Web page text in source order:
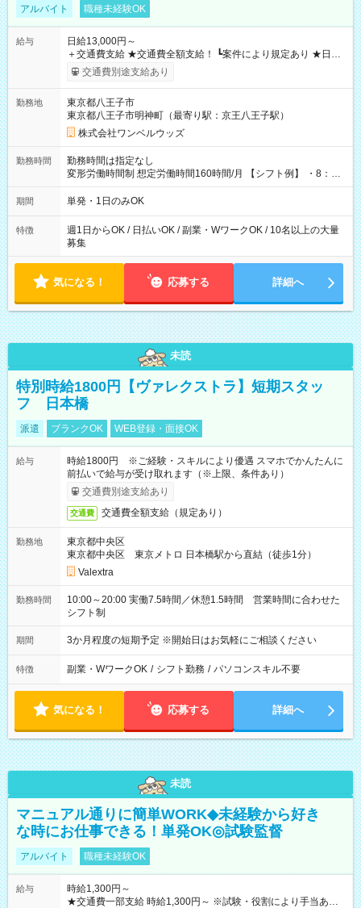
アルバイト 職種未経験OK
給与
日給13,000円～
＋交通費支給 ★交通費全額支給！ ┗案件により規定あり ★日払
いOK！（規定あり） ┗働いたその日に現金GET♪ お仕事後はコ
ンビニATMから 日払い分を引き落とせます！ 【試用期間】試
交通費別途支給あり
勤務地
東京都八王子市
東京都八王子市明神町（最寄り駅：京王八王子駅）
株式会社ワンベルウッズ
勤務時間
勤務時間は指定なし
変形労働時間制 想定労働時間160時間/月 【シフト例】 ・8：00
～21：00
期間 単発・1日のみOK
特徴
週1日からOK / 日払いOK / 副業・WワークOK / 10名以上の大量
募集
気になる！ 応募する 詳細へ
未読
特別時給1800円【ヴァレクストラ】短期スタッ
フ 日本橋
派遣 ブランクOK WEB登録・面接OK
給与
時給1800円 ※ご経験・スキルにより優遇 スマホでかんたんに
前払いで給与が受け取れます（※上限、条件あり）
交通費別途支給あり
交通費 交通費全額支給（規定あり）
勤務地
東京都中央区
東京都中央区 東京メトロ 日本橋駅から直結（徒歩1分）
Valextra
勤務時間
10:00～20:00 実働7.5時間／休憩1.5時間 営業時間に合わせた
シフト制
期間 3か月程度の短期予定 ※開始日はお気軽にご相談ください
特徴 副業・WワークOK / シフト勤務 / パソコンスキル不要
気になる！ 応募する 詳細へ
未読
マニュアル通りに簡単WORK◆未経験から好き
な時にお仕事できる！単発OK◎試験監督
アルバイト 職種未経験OK
給与
時給1,300円～
★交通費一部支給 時給1,300円～ ※試験・役割により手当あり